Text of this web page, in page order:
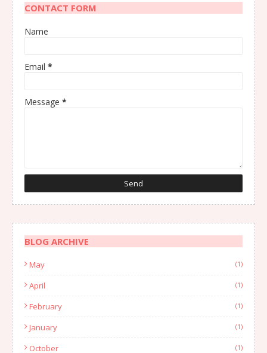
CONTACT FORM
Name
Email *
Message *
BLOG ARCHIVE
May (1)
April (1)
February (1)
January (1)
October (1)